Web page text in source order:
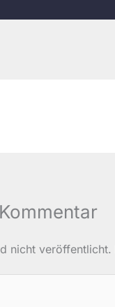
nicht veröffentlicht.